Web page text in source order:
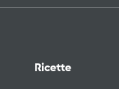
Ricette